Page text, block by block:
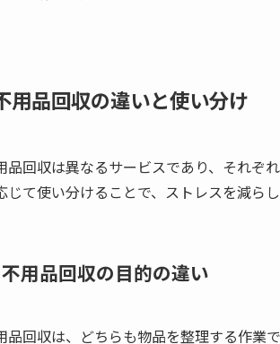
用品回収の違いと使い分け
品回収は異なるサービスであり、それぞ
じて使い分けることで、ストレスを減ら
用品回収の目的の違い
品回収は、どちらも物品を整理する作業